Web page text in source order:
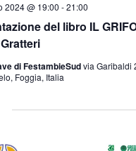
del libro IL
2024 @ 19:00 -21:00
di FestambieSudvia Garibaldi
Foggia, Italia